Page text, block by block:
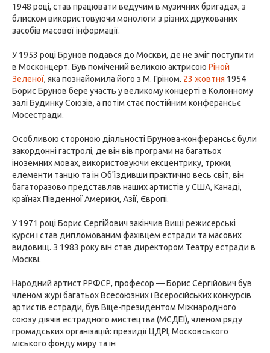
1948 році, став працювати ведучим в музичних бригадах, з
блиском використовуючи монологи з різних друкованих
засобів масової інформації.
У 1953 році Брунов подався до Москви, де не зміг поступити
в Москонцерт. Був помічений великою актрисою Ріной
Зеленої, яка познайомила його з М. Гріном. 23 жовтня 1954
Борис Брунов бере участь у великому концерті в Колонному
залі Будинку Союзів, а потім стає постійним конферансьє
Мосестради.
Особливою стороною діяльності Брунова-конферансьє були
закордонні гастролі, де він вів програми на багатьох
іноземних мовах, використовуючи ексцентрику, трюки,
елементи танцю та ін Об'їздивши практично весь світ, він
багаторазово представляв наших артистів у США, Канаді,
країнах Південної Америки, Азії, Європі.
У 1971 році Борис Сергійович закінчив Вищі режисерські
курси і став дипломованим фахівцем естради та масових
видовищ. З 1983 року він став директором Театру естради в
Москві.
Народний артист РРФСР, професор — Борис Сергійович був
членом журі багатьох Всесоюзних і Всеросійських конкурсів
артистів естради, був Віце-президентом Міжнародного
союзу діячів естрадного мистецтва (МСДЕІ), членом ряду
громадських організацій: президії ЦДРІ, Московського
міського фонду миру та ін